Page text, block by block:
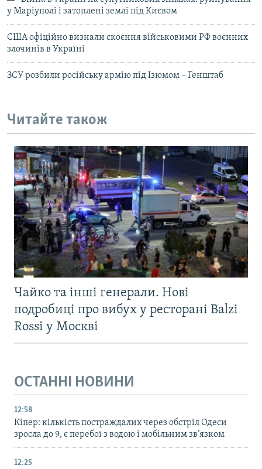
у Маріуполі і затоплені землі під Києвом
США офіційно визнали скоєння військовими РФ воєнних
злочинів в Україні
ЗСУ розбили російську армію під Ізюмом – Генштаб
Читайте також
Чайко та інші генерали. Нові
подробиці про вибух у ресторані Balzi
Rossi у Москві
ОСТАННІ НОВИНИ
12:58
Кіпер: кількість постраждалих через обстріл Одеси
зросла до 9, є перебої з водою і мобільним зв’язком
12:25